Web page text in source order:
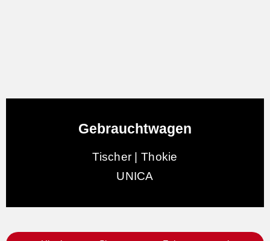
Gebrauchtwagen
Tischer | Thokie
UNICA